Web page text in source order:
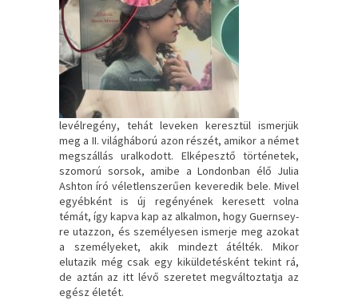
levélregény, tehát leveken keresztül ismerjük
meg a II. világháború azon részét, amikor a német
megszállás uralkodott. Elképesztő történetek,
szomorú sorsok, amibe a Londonban élő Julia
Ashton író véletlenszerűen keveredik bele. Mivel
egyébként is új regényének keresett volna
témát, így kapva kap az alkalmon, hogy Guernsey-
re utazzon, és személyesen ismerje meg azokat
a személyeket, akik mindezt átélték. Mikor
elutazik még csak egy kiküldetésként tekint rá,
de aztán az itt lévő szeretet megváltoztatja az
egész életét.